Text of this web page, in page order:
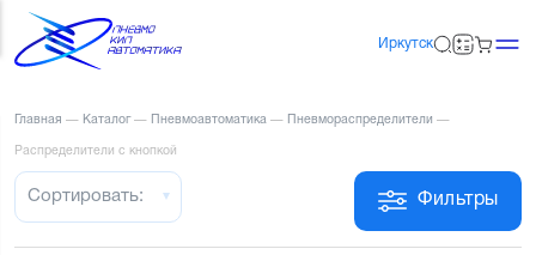
Иркутск
Главная — Каталог — Пневмоавтоматика — Пневмораспределители —
Распределители с кнопкой
Фильтры
Сортировать: